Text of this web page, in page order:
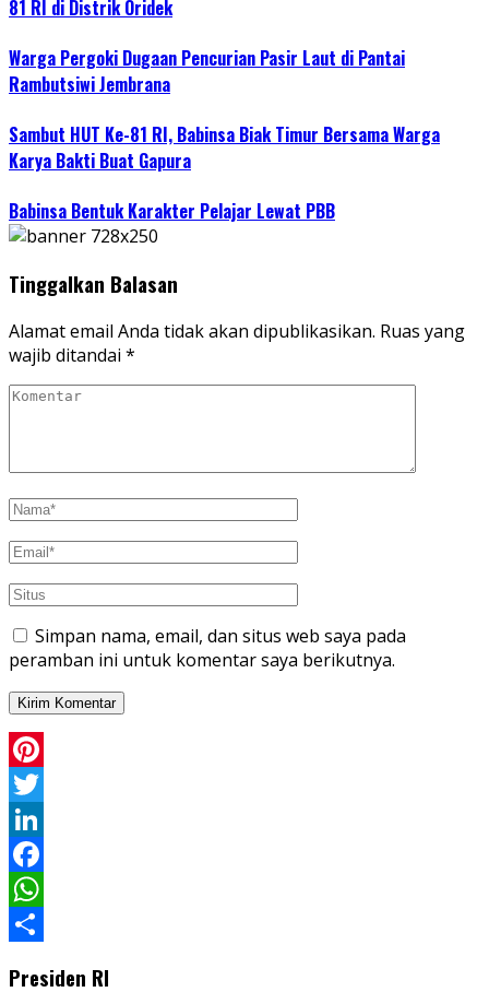
81 RI di Distrik Oridek
Warga Pergoki Dugaan Pencurian Pasir Laut di Pantai
Rambutsiwi Jembrana
Sambut HUT Ke-81 RI, Babinsa Biak Timur Bersama Warga
Karya Bakti Buat Gapura
Babinsa Bentuk Karakter Pelajar Lewat PBB
Tinggalkan Balasan
Alamat email Anda tidak akan dipublikasikan. Ruas yang
wajib ditandai *
Simpan nama, email, dan situs web saya pada
peramban ini untuk komentar saya berikutnya.
Pinterest
Twitter
LinkedIn
Facebook
WhatsApp
Presiden RI